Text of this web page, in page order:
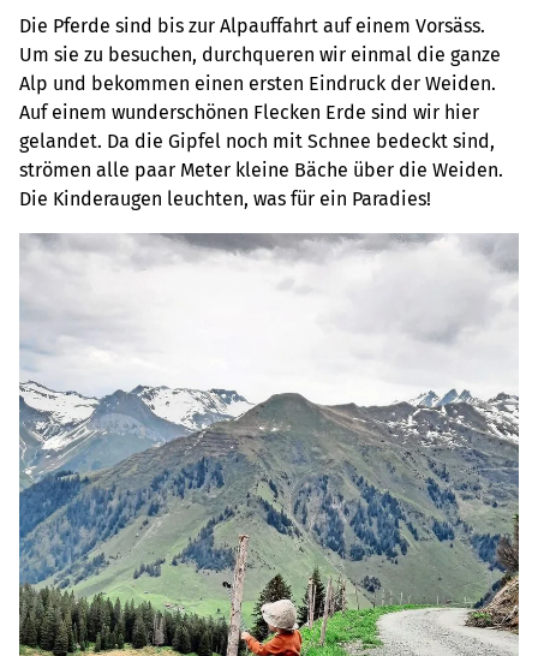
Die Pferde sind bis zur Alpauffahrt auf einem Vorsäss.
Um sie zu besuchen, durchqueren wir einmal die ganze
Alp und bekommen einen ersten Eindruck der Weiden.
Auf einem wunderschönen Flecken Erde sind wir hier
gelandet. Da die Gipfel noch mit Schnee bedeckt sind,
strömen alle paar Meter kleine Bäche über die Weiden.
Die Kinderaugen leuchten, was für ein Paradies!